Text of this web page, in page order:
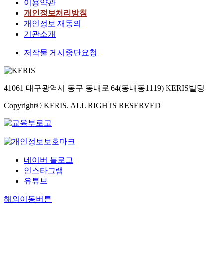
이용약관
개인정보처리방침
개인정보 재동의
기관소개
저작물 게시중단요청
41061 대구광역시 동구 동내로 64(동내동1119) KERIS빌딩
Copyright© KERIS. ALL RIGHTS RESERVED
네이버 블로그
인스타그램
유튜브
해외이동버튼